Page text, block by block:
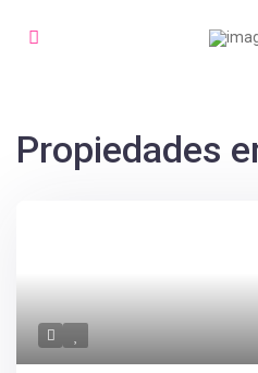
Propiedades